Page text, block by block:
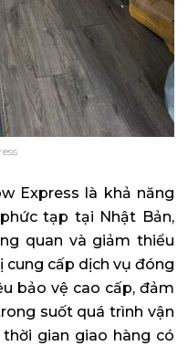
Express là khả năng
tạp tại Nhật Bản,
quan và giảm thiểu
cung cấp dịch vụ đóng
bảo vệ cao cấp, đảm
suốt quá trình vận
thời gian giao hàng có